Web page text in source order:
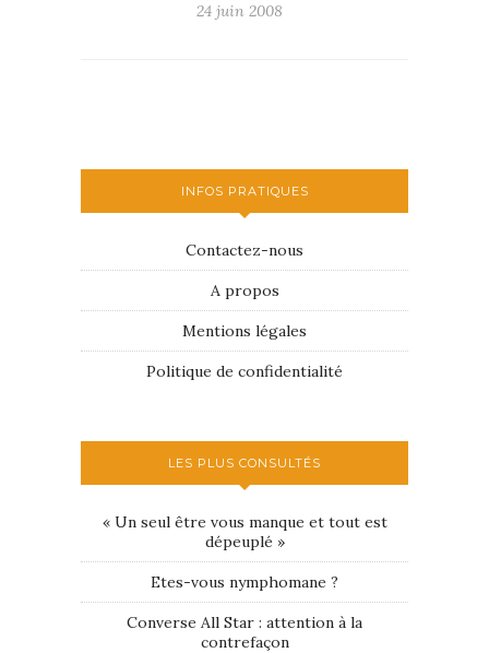
24 juin 2008
INFOS PRATIQUES
Contactez-nous
A propos
Mentions légales
Politique de confidentialité
LES PLUS CONSULTÉS
« Un seul être vous manque et tout est
dépeuplé »
Etes-vous nymphomane ?
Converse All Star : attention à la
contrefaçon